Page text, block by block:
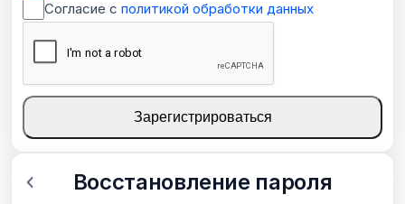
Согласие с политикой обработки данных
Зарегистрироваться
Восстановление пароля